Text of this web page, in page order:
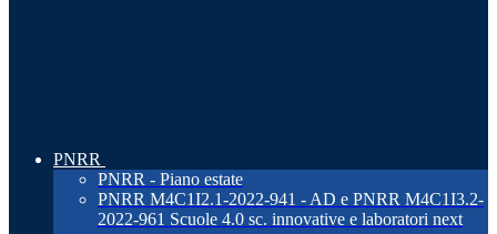
PNRR
PNRR - Piano estate
PNRR M4C1I2.1-2022-941 - AD e PNRR M4C1I3.2-
2022-961 Scuole 4.0 sc. innovative e laboratori next